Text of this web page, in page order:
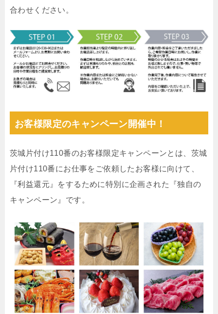
合わせください。
お客様限定のキャンペーン開催中！
茨城片付け110番のお客様限定キャンペーンとは、茨城
片付け110番にお仕事をご依頼したお客様に向けて、
『利益還元』をするために特別に企画された『独自の
キャンペーン』です。